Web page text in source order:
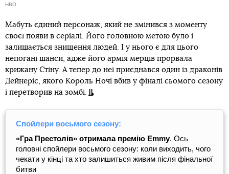
HBO
Мабуть єдиний персонаж, який не змінився з моменту
своєї появи в серіалі. Його головною метою було і
залишається знищення людей. І у нього є для цього
непогані шанси, адже його армія мерців прорвала
крижану Стіну. А тепер до неї приєднався один із драконів
Дейнеріс, якого Король Ночі вбив у фіналі сьомого сезону
і перетворив на зомбі.
Спойлери восьмого сезону:
«Гра Престолів» отримала премію Emmy. Ось
головні спойлери восьмого сезону: коли виходить, чого
чекати у кінці та хто залишиться живим після фінальної
битви